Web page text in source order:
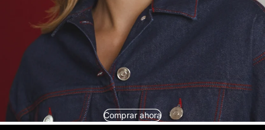
Comprar ahora